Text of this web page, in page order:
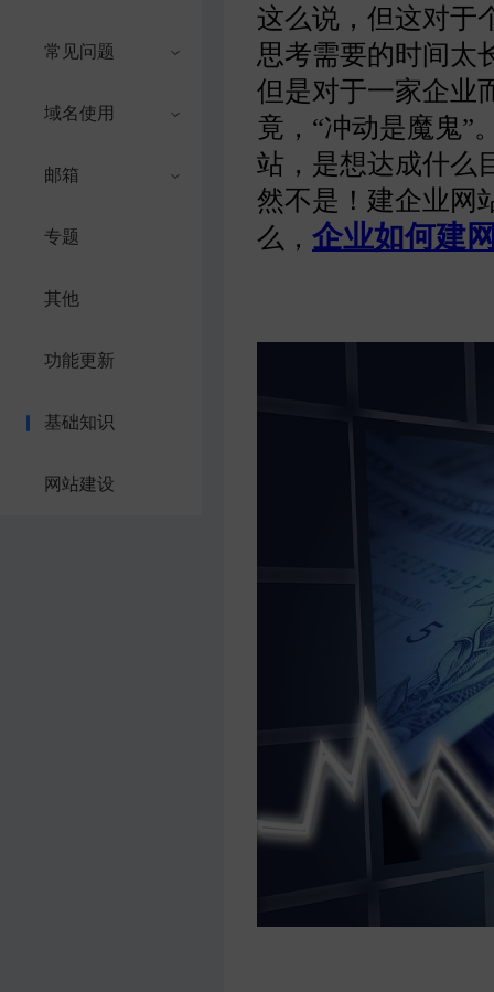
常见问题
域名使用
邮箱
专题
其他
功能更新
基础知识
网站建设
这么说，但这对于
思考需要的时间太
但是对于一家企业
竟，“冲动是魔鬼”
站，是想达成什么
然不是！建企业网
么， 企业如何建